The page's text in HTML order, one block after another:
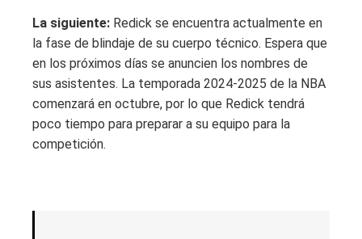
La siguiente: Redick se encuentra actualmente en
la fase de blindaje de su cuerpo técnico. Espera que
en los próximos días se anuncien los nombres de
sus asistentes. La temporada 2024-2025 de la NBA
comenzará en octubre, por lo que Redick tendrá
poco tiempo para preparar a su equipo para la
competición.